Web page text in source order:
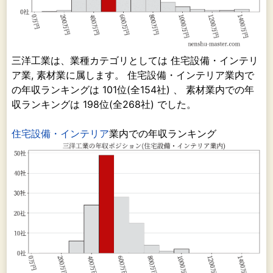
三洋工業は、業種カテゴリとしては 住宅設備・インテリ
ア業, 素材業に属します。 住宅設備・インテリア業内で
の年収ランキングは 101位(全154社) 、 素材業内での年
収ランキングは 198位(全268社) でした。
住宅設備・インテリア業内での年収ランキング